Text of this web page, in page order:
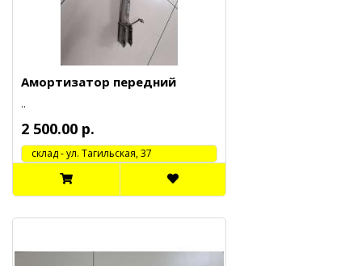
Амортизатор передний
..
2 500.00 р.
cклад - ул. Тагильская, 37